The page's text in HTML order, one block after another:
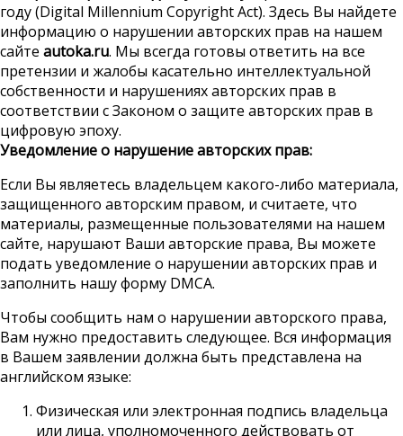
году (Digital Millennium Copyright Act). Здесь Вы найдете
информацию о нарушении авторских прав на нашем
сайте autoka.ru. Мы всегда готовы ответить на все
претензии и жалобы касательно интеллектуальной
собственности и нарушениях авторских прав в
соответствии с Законом о защите авторских прав в
цифровую эпоху.
Уведомление о нарушение авторских прав:
Если Вы являетесь владельцем какого-либо материала,
защищенного авторским правом, и считаете, что
материалы, размещенные пользователями на нашем
сайте, нарушают Ваши авторские права, Вы можете
подать уведомление о нарушении авторских прав и
заполнить нашу форму DMCA.
Чтобы сообщить нам о нарушении авторского права,
Вам нужно предоставить следующее. Вся информация
в Вашем заявлении должна быть представлена на
английском языке:
Физическая или электронная подпись владельца
или лица, уполномоченного действовать от